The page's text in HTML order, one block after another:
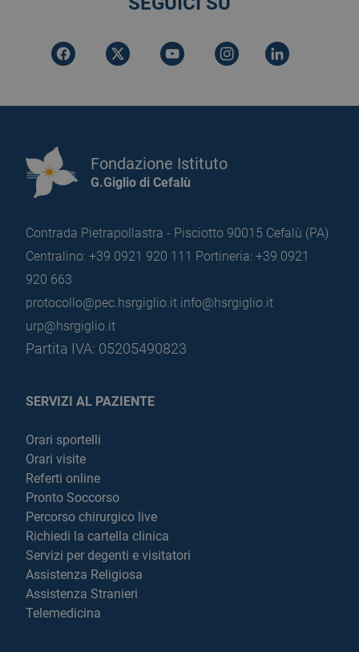
Fondazione Istituto
G.Giglio di Cefalù
Contrada Pietrapollastra - Pisciotto 90015 Cefalù (PA)
Centralino: +39 0921 920 111 Portineria: +39 0921
920 663
protocollo@pec.hsrgiglio.it info@hsrgiglio.it
urp@hsrgiglio.it
Partita IVA: 05205490823
SERVIZI AL PAZIENTE
Orari sportelli
Orari visite
Referti online
Pronto Soccorso
Percorso chirurgico live
Richiedi la cartella clinica
Servizi per degenti e visitatori
Assistenza Religiosa
Assistenza Stranieri
Telemedicina